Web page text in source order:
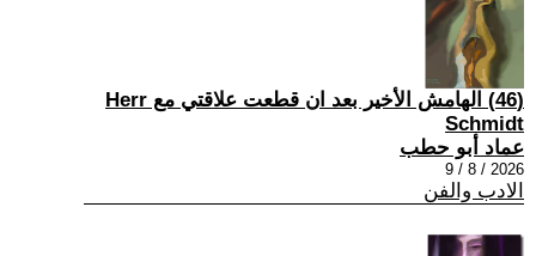
(46) الهامش الأخير بعد ان قطعت علاقتي مع Herr
Schmidt
عماد أبو حطب
2026 / 8 / 9
الادب والفن